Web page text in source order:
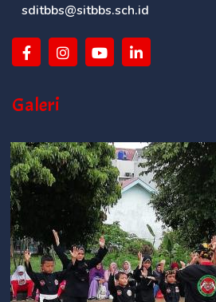
sditbbs@sitbbs.sch.id
Galeri